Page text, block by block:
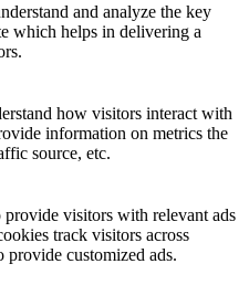
and analyze the key
which helps in delivering a
how visitors interact with
information on metrics the
source, etc.
provide visitors with relevant ads
track visitors across
customized ads.